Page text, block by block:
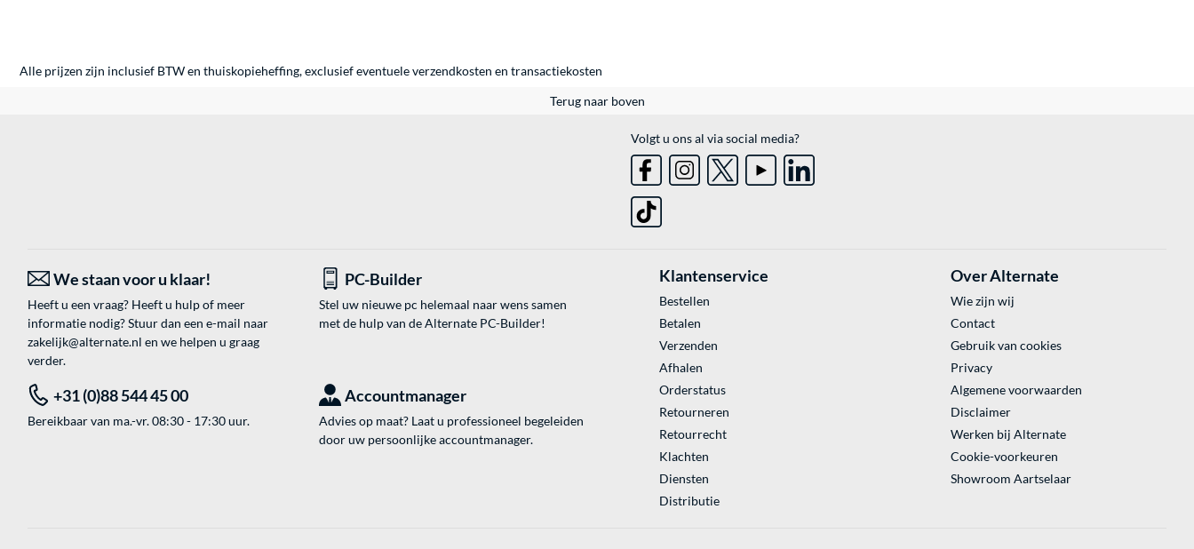
Alle prijzen zijn inclusief BTW en thuiskopieheffing, exclusief eventueleverzendkosten en transactiekosten
Terug naar boven
Volgt u ons al via social media?
We staan voor u klaar!
Heeft u een vraag? Heeft u hulp of meer
informatie nodig? Stuur dan een e-mail naar
zakelijk@alternate.nl en we helpen u graag
verder.
PC-Builder
Stel uw nieuwe pc helemaal naar wens samen
met de hulp van de Alternate PC-Builder!
+31 (0)88 544 45 00
Bereikbaar van ma.-vr. 08:30 - 17:30 uur.
Accountmanager
Advies op maat? Laat u professioneel begeleiden
door uw persoonlijke accountmanager.
Klantenservice
Bestellen
Betalen
Verzenden
Afhalen
Orderstatus
Retourneren
Retourrecht
Klachten
Diensten
Distributie
Over Alternate
Wie zijn wij
Contact
Gebruik van cookies
Privacy
Algemene voorwaarden
Disclaimer
Werken bij Alternate
Cookie-voorkeuren
Showroom Aartselaar